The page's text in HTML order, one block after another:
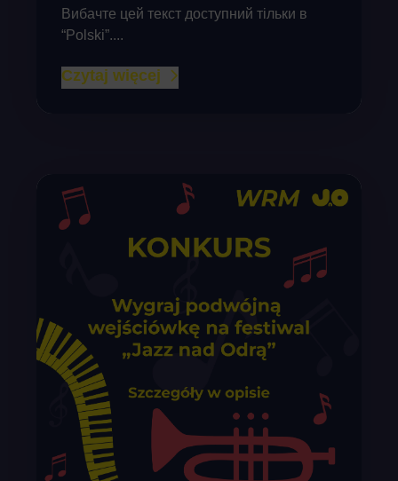
Вибачте цей текст доступний тільки в
“Polski”....
Czytaj więcej